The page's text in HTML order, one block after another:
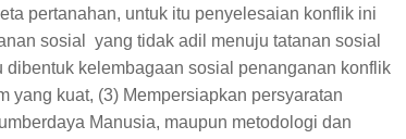
pertanahan, untuk itu penyelesaian konflik ini
sosial yang tidak adil menuju tatanan sosial
kelembagaan sosial penanganan konflik
yang kuat, (3) Mempersiapkan persyaratan
Manusia, maupun metodologi dan